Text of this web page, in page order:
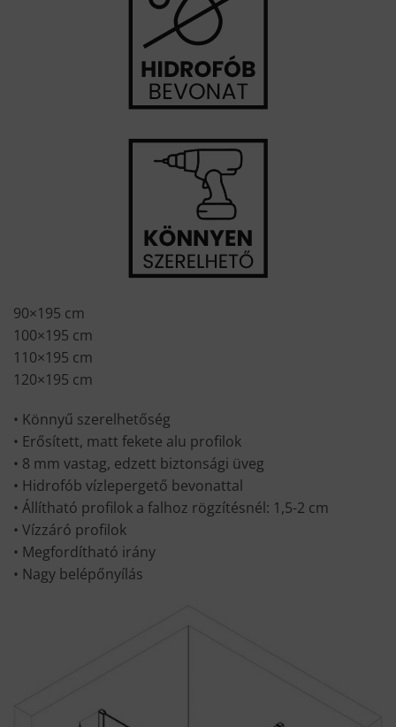
90×195 cm
100×195 cm
110×195 cm
120×195 cm
• Könnyű szerelhetőség
• Erősített, matt fekete alu profilok
• 8 mm vastag, edzett biztonsági üveg
• Hidrofób vízlepergető bevonattal
• Állítható profilok a falhoz rögzítésnél: 1,5-2 cm
• Vízzáró profilok
• Megfordítható irány
• Nagy belépőnyílás